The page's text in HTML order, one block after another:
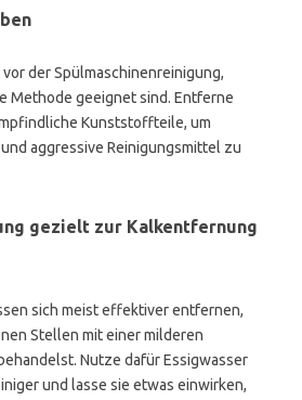
der Spülmaschinenreinigung,
Methode geeignet sind. Entferne
Kunststoffteile, um
aggressive Reinigungsmittel zu
gezielt zur Kalkentfernung
sich meist effektiver entfernen,
Stellen mit einer milderen
Nutze dafür Essigwasser
und lasse sie etwas einwirken,